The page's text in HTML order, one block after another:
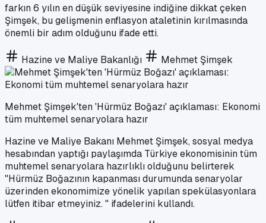
farkın 6 yılın en düşük seviyesine indiğine dikkat çeken
Şimşek, bu gelişmenin enflasyon ataletinin kırılmasında
önemli bir adım olduğunu ifade etti.
Hazine ve Maliye Bakanlığı Mehmet Şimşek
Mehmet Şimşek'ten 'Hürmüz Boğazı' açıklaması: Ekonomi
tüm muhtemel senaryolara hazır
Hazine ve Maliye Bakanı Mehmet Şimşek, sosyal medya
hesabından yaptığı paylaşımda Türkiye ekonomisinin tüm
muhtemel senaryolara hazırlıklı olduğunu belirterek
"Hürmüz Boğazının kapanması durumunda senaryolar
üzerinden ekonomimize yönelik yapılan spekülasyonlara
lütfen itibar etmeyiniz. " ifadelerini kullandı.